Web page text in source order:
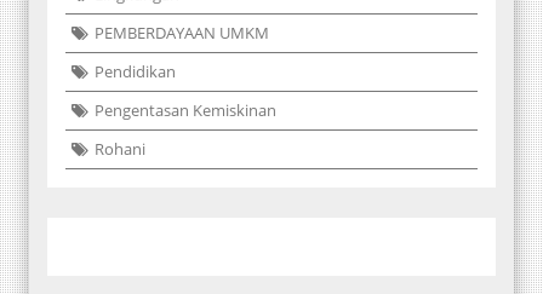
PEMBERDAYAAN UMKM
Pendidikan
Pengentasan Kemiskinan
Rohani